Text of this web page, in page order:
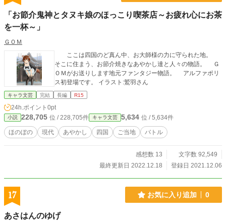
「お節介鬼神とタヌキ娘のほっこり喫茶店～お疲れ心にお茶
を一杯～」
ＧＯＭ
ここは四国のど真ん中、お大師様の力に守られた地。
そこに住まう、お節介焼きなあやかし達と人々の物語。 Ｇ
ＯＭがお送りします地元ファンタジー物語。 アルファポリ
ス初登場です。 イラスト:鷲羽さん
キャラ文芸 完結 長編 R15
24h.ポイント 0pt
小説 228,705 位 / 228,705件 キャラ文芸 5,634 位 / 5,634件
ほのぼの 現代 あやかし 四国 ご当地 バトル
感想数 13
文字数 92,549
最終更新日 2022.12.18
登録日 2021.12.06
17 お気に入り追加 0
あさはんのゆげ